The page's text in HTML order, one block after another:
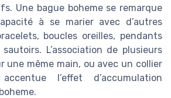
Une bague boheme se remarque
à se marier avec d’autres
boucles oreilles, pendants
L’association de plusieurs
une même main, ou avec un collier
l’effet d’accumulation